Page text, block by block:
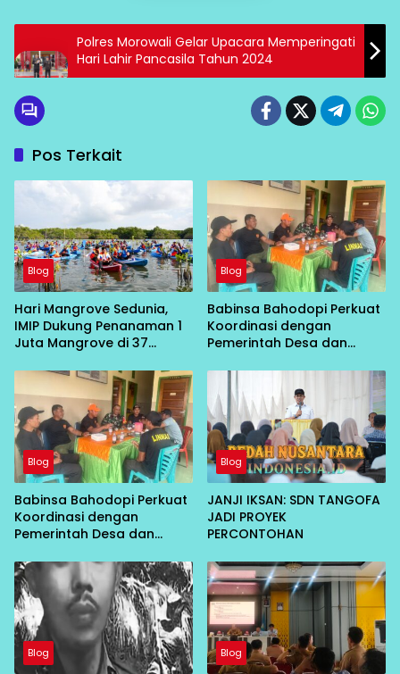
Polres Morowali Gelar Upacara Memperingati
Hari Lahir Pancasila Tahun 2024
Pos Terkait
Blog
Hari Mangrove Sedunia,
IMIP Dukung Penanaman 1
Juta Mangrove di 37
Blog
Babinsa Bahodopi Perkuat
Koordinasi dengan
Pemerintah Desa dan
Stabilitas Keamanan
Wilayah
Blog
Babinsa Bahodopi Perkuat
Koordinasi dengan
Pemerintah Desa dan
Stabilitas Keamanan
Wilayah
Blog
JANJI IKSAN: SDN TANGOFA
JADI PROYEK
PERCONTOHAN
Blog Blog